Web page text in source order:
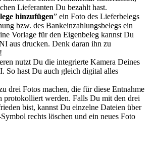
Lieferanten Du bezahlt hast.
hinzufügen” ein Foto des Lieferbelegs
bzw. des Bankeinzahlungsbelegs ein
Vorlage für den Eigenbeleg kannst Du
aus drucken. Denk daran ihn zu
!
nutzt Du die integrierte Kamera Deines
. So hast Du auch gleich digital alles
drei Fotos machen, die für diese Entnahme
protokolliert werden. Falls Du mit den drei
bist, kannst Du einzelne Dateien über
Symbol rechts löschen und ein neues Foto